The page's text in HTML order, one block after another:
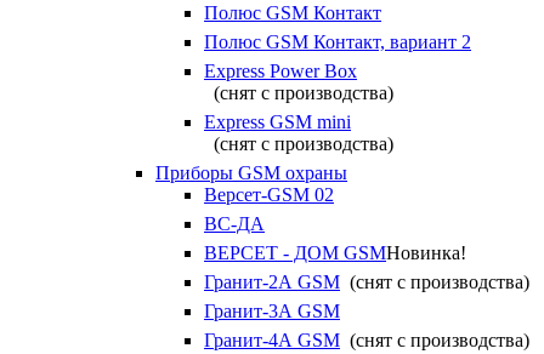
Полюс GSM Контакт
Полюс GSM Контакт, вариант 2
Express Power Box
(снят с производства)
Express GSM mini
(снят с производства)
Приборы GSM охраны
Версет-GSM 02
ВС-ДА
ВЕРСЕТ - ДОМ GSMНовинка!
Гранит-2А GSM (снят с производства)
Гранит-3А GSM
Гранит-4А GSM (снят с производства)